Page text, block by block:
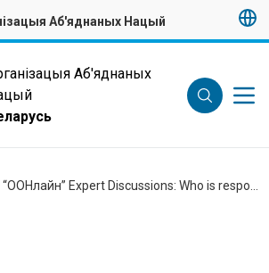
Аб'яднаных Нацый
Аб'яднаных